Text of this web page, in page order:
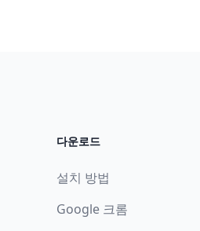
다운로드
설치 방법
Google 크롬